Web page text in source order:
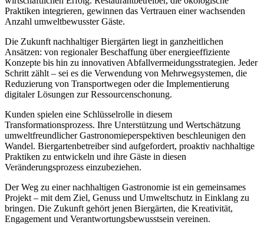
Praktiken integrieren, gewinnen das Vertrauen einer wachsenden
Anzahl umweltbewusster Gäste.
Die Zukunft nachhaltiger Biergärten liegt in ganzheitlichen
Ansätzen: von regionaler Beschaffung über energieeffiziente
Konzepte bis hin zu innovativen Abfallvermeidungsstrategien. Jeder
Schritt zählt – sei es die Verwendung von Mehrwegsystemen, die
Reduzierung von Transportwegen oder die Implementierung
digitaler Lösungen zur Ressourcenschonung.
Kunden spielen eine Schlüsselrolle in diesem
Transformationsprozess. Ihre Unterstützung und Wertschätzung
umweltfreundlicher Gastronomieperspektiven beschleunigen den
Wandel. Biergartenbetreiber sind aufgefordert, proaktiv nachhaltige
Praktiken zu entwickeln und ihre Gäste in diesen
Veränderungsprozess einzubeziehen.
Der Weg zu einer nachhaltigen Gastronomie ist ein gemeinsames
Projekt – mit dem Ziel, Genuss und Umweltschutz in Einklang zu
bringen. Die Zukunft gehört jenen Biergärten, die Kreativität,
Engagement und Verantwortungsbewusstsein vereinen.